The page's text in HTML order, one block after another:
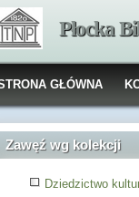
Płocka
GŁÓWNA
Zawęź wg kolekcji
Dziedzictwo